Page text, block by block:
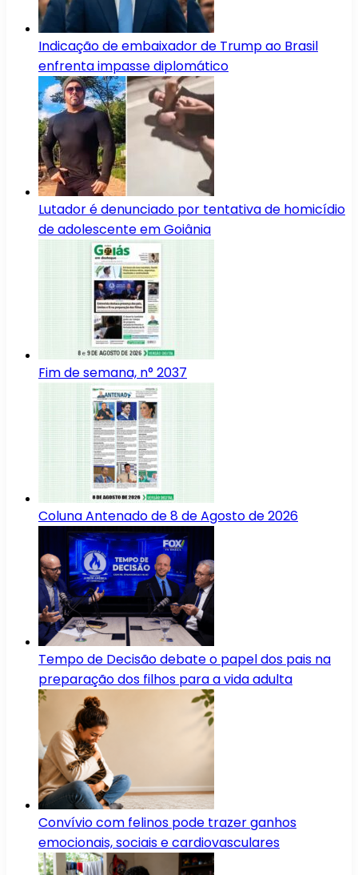
Indicação de embaixador de Trump ao Brasil
enfrenta impasse diplomático
Lutador é denunciado por tentativa de homicídio
de adolescente em Goiânia
Fim de semana, n° 2037
Coluna Antenado de 8 de Agosto de 2026
Tempo de Decisão debate o papel dos pais na
preparação dos filhos para a vida adulta
Convívio com felinos pode trazer ganhos
emocionais, sociais e cardiovasculares